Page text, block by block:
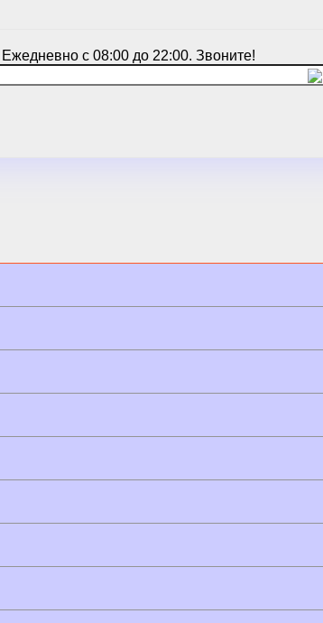
Ежедневно с 08:00 до 22:00. Звоните!